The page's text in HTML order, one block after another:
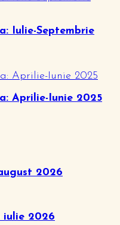
Iulie-Septembrie
Aprilie-Iunie 2025
2026
iulie 2026